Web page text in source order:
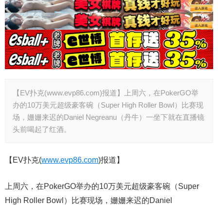
【EV扑克(www.evp86.com)报道】上周六，在PokerGO举
办的10万美元超级豪客碗（Super High Roller Bowl）比赛现
场，姗姗来迟的Daniel Negreanu（丹牛）一坐下就在直播镜
头前喝起了红酒。
【EV扑克(www.evp86.com)报道】
上周六，在PokerGO举办的10万美元超级豪客碗（Super
High Roller Bowl）比赛现场，姗姗来迟的Daniel